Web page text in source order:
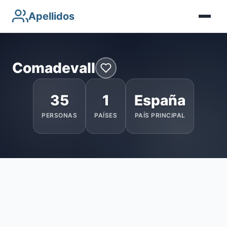
Apellidos
Comadevall
35
PERSONAS
1
PAÍSES
España
PAÍS PRINCIPAL